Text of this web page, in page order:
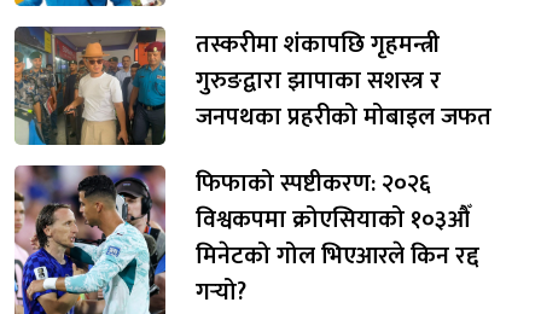
तस्करीमा शंकापछि गृहमन्त्री
गुरुङद्वारा झापाका सशस्त्र र
जनपथका प्रहरीको मोबाइल जफत
फिफाको स्पष्टीकरण: २०२६
विश्वकपमा क्रोएसियाको १०३औँ
मिनेटको गोल भिएआरले किन रद्द
गर्‍यो?